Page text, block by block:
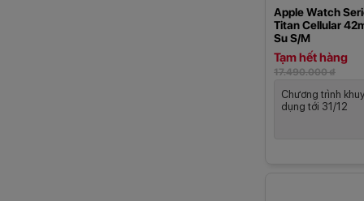
Apple Watch
Titan Cellular
Su S/M
Tạm hết hàng
17.490.000 ₫
Chương trình
dụng tới 31/12